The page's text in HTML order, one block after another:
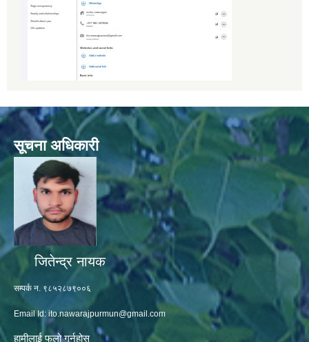
सूचना अधिकारी
जितेन्द्र नायक
सम्पर्क न. ९८५२८७९००६
Email Id: ito.nawarajpurmun@gmail.com
हामीलाई फलो गर्नुहोस्